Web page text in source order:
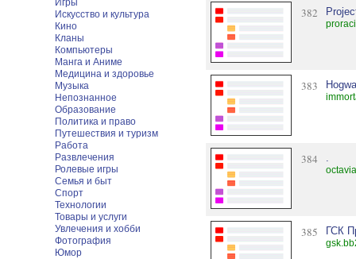
Игры
Искусство и культура
Кино
Кланы
Компьютеры
Манга и Аниме
Медицина и здоровье
Музыка
Непознанное
Образование
Политика и право
Путешествия и туризм
Работа
Развлечения
Ролевые игры
Семья и быт
Спорт
Технологии
Товары и услуги
Увлечения и хобби
Фотография
Юмор
382
383
384 .
385 ГСК